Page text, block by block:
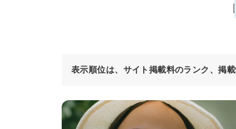
表示順位は、サイト掲載料のランク、掲